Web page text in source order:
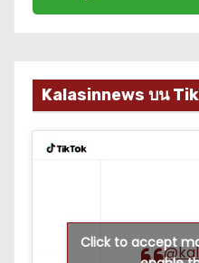
Kalasinnews บน
Click to accept